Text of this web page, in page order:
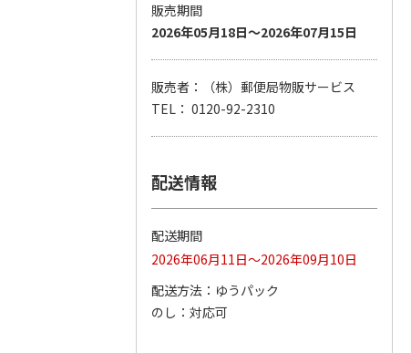
【グリーティング切
販売期間
2026年05月18日～2026年07月15日
販売者：（株）郵便局物販サービス
TEL： 0120-92-2310
配送情報
配送期間
2026年06月11日～2026年09月10日
配送方法
ゆうパック
のし
対応可